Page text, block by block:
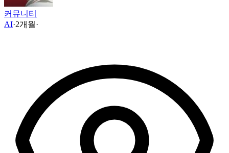
커뮤니티
AI·2개월·